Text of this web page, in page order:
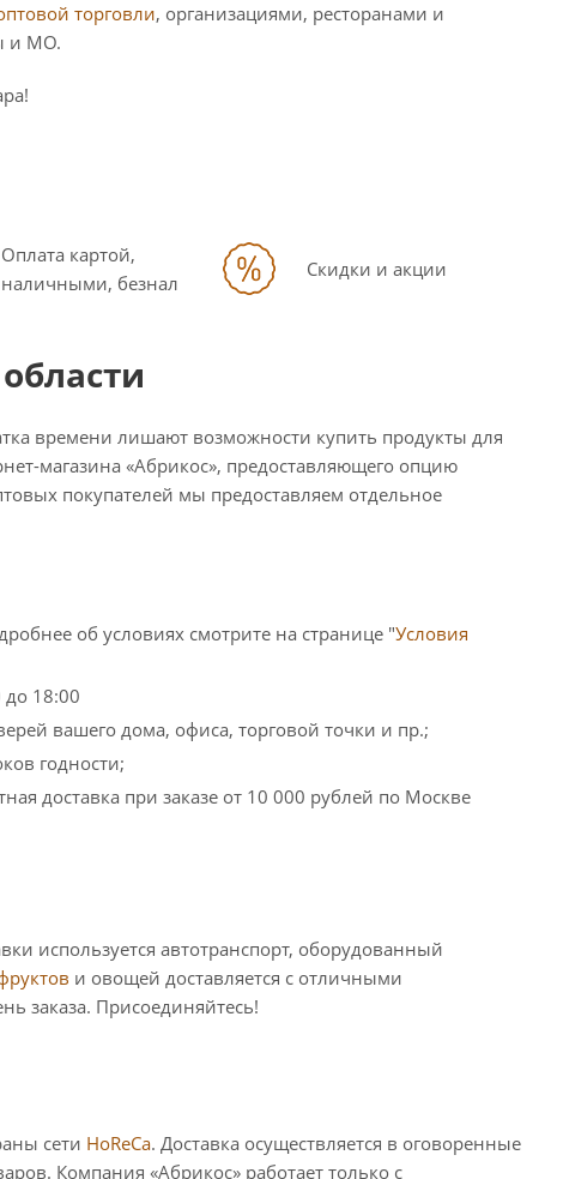
торговли, организациями, ресторанами и
и МО.
Оплата картой,
наличными, безнал
Скидки и акции
времени лишают возможности купить продукты для
магазина «Абрикос», предоставляющего опцию
покупателей мы предоставляем отдельное
об условиях смотрите на странице "Условия
до 18:00
вашего дома, офиса, торговой точки и пр.;
годности;
доставка при заказе от 10 000 рублей по Москве
используется автотранспорт, оборудованный
и овощей доставляется с отличными
заказа. Присоединяйтесь!
сети HoReCa. Доставка осуществляется в оговоренные
Компания «Абрикос» работает только с